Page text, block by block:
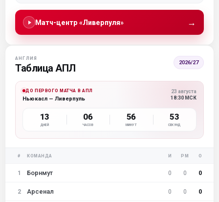
Матч-центр «Ливерпуля» →
АНГЛИЯ
Таблица АПЛ 2026/27
ДО ПЕРВОГО МАТЧА В АПЛ
Ньюкасл — Ливерпуль
23 августа
18:30 МСК
13
ДНЕЙ
06
ЧАСОВ
56
МИНУТ
52
СЕКУНД
# КОМАНДА И РМ О
1 Борнмут 0 0 0
2 Арсенал 0 0 0